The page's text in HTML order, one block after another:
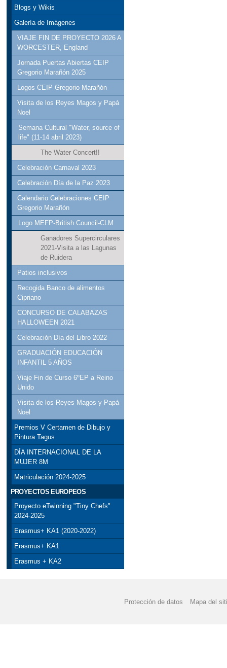
Blogs y Wikis
Galería de Imágenes
VIAJE FIN DE PROYECTO 2026 A
WORCESTER, England
Jornada Puertas Abiertas CEIP
Gregorio Marañón 2025
Logos CEIP Gregorio Marañón
Visita de los Reyes Magos y Papá
Noel
Semana Cultural "Water, source of
life" (11-14 abril 2023)
The Water Concert!!
Celebración Carnaval 2023
Celebración Día de la Paz 2023
Calendario Celebraciones CEIP
Gregorio Marañón
Logo MEFP-British Council-CLM
Ganadores Supercirculares
2021-Visita a las Lagunas
de Ruidera
Patios inclusivos
Recogida Banco de alimentos
Cipriano
CONCURSO DE CALABAZAS
HALLOWEEN 2021
Celebración Día del Libro 2022
GRADUACIÓN EDUCACIÓN
INFANTIL 5 AÑOS
Viaje Fin de Curso 6ºEP a Reino
Unido
Visita de los Reyes Magos y Papá
Noel
Premios V Certamen de Dibujo y
Pintura Tagus
DÍA INTERNACIONAL DE LA
MUJER 8M
Matriculación 2024-2025
PROYECTOS EUROPEOS
Proyecto eTwinning "Tiny Chefs"
2024-2025
Erasmus+ KA1 (2020-2022)
Erasmus+ KA1
Erasmus + KA2
Protección de datos Mapa del